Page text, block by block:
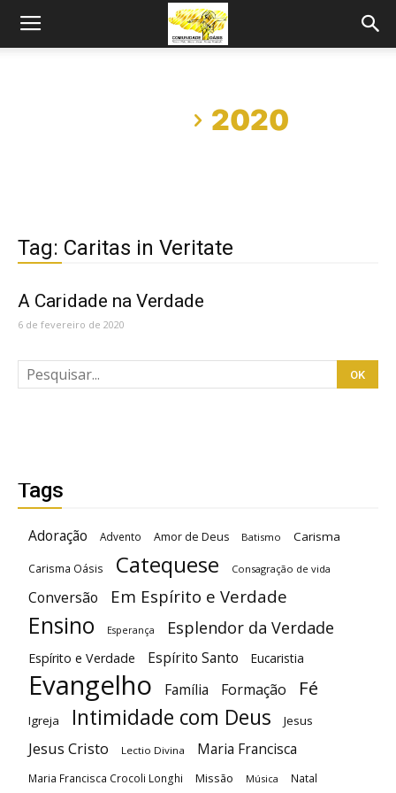
2020
Tag: Caritas in Veritate
A Caridade na Verdade
6 de fevereiro de 2020
Tags
Adoração Advento Amor de Deus Batismo Carisma
Carisma Oásis Catequese Consagração de vida
Conversão Em Espírito e Verdade
Ensino Esperança Esplendor da Verdade
Espírito e Verdade Espírito Santo Eucaristia
Evangelho Família Formação Fé
Igreja Intimidade com Deus Jesus
Jesus Cristo Lectio Divina Maria Francisca
Maria Francisca Crocoli Longhi Missão Música Natal